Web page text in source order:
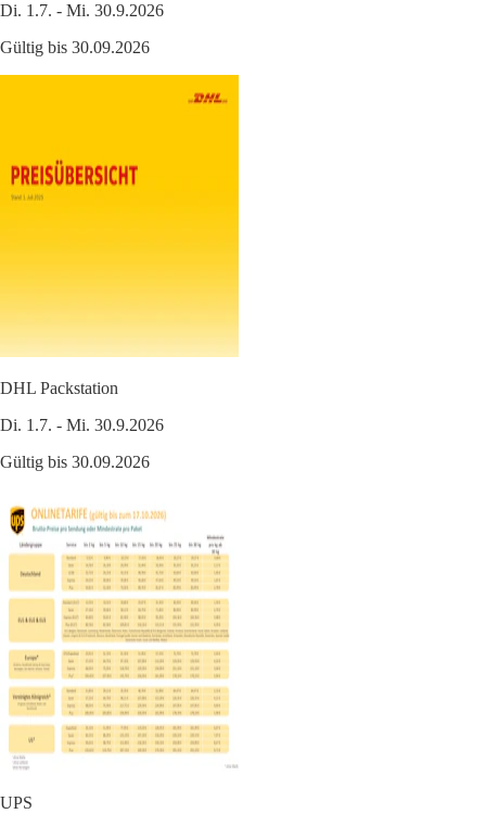
Di. 1.7. - Mi. 30.9.2026
Gültig bis 30.09.2026
DHL Packstation
Di. 1.7. - Mi. 30.9.2026
Gültig bis 30.09.2026
UPS